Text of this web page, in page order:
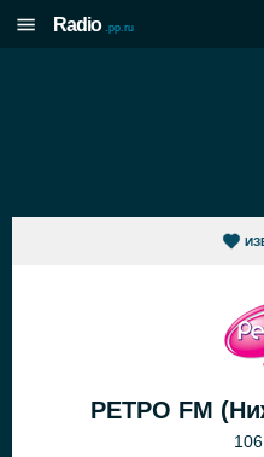
Radio .pp.ru
РЕТРО FM